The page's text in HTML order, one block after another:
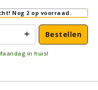
Nog 2 op voorraad.
Bestellen
in huis!